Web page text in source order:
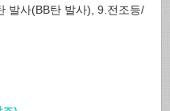
발사(BB탄 발사), 9.전조등/